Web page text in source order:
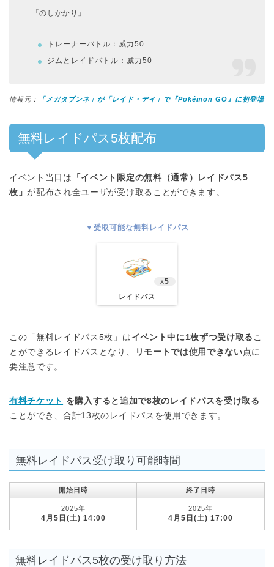
「のしかかり」
トレーナーバトル：威力50
ジムとレイドバトル：威力50
情報元： 「メガタブンネ」が「レイド・デイ」で『Pokémon GO』に初登場
無料レイドパス5枚配布
イベント当日は
「イベント限定の無料（通常）レイドパス5
枚」が配布され全ユーザが受け取ることができます。
▼受取可能な無料レイドパス
x5
レイドパス
この「無料レイドパス5枚」は イベント中に1枚ずつ受け取る こ
とができるレイドパスとなり、
リモートでは使用できない 点に
要注意です。
有料チケット を購入すると追加で8枚のレイドパスを受け取る
ことができ、合計13枚のレイドパスを使用できます。
無料レイドパス受け取り可能時間
開始日時 終了日時
2025年
4月5日(土) 14:00
2025年
4月5日(土) 17:00
無料レイドパス5枚の受け取り方法